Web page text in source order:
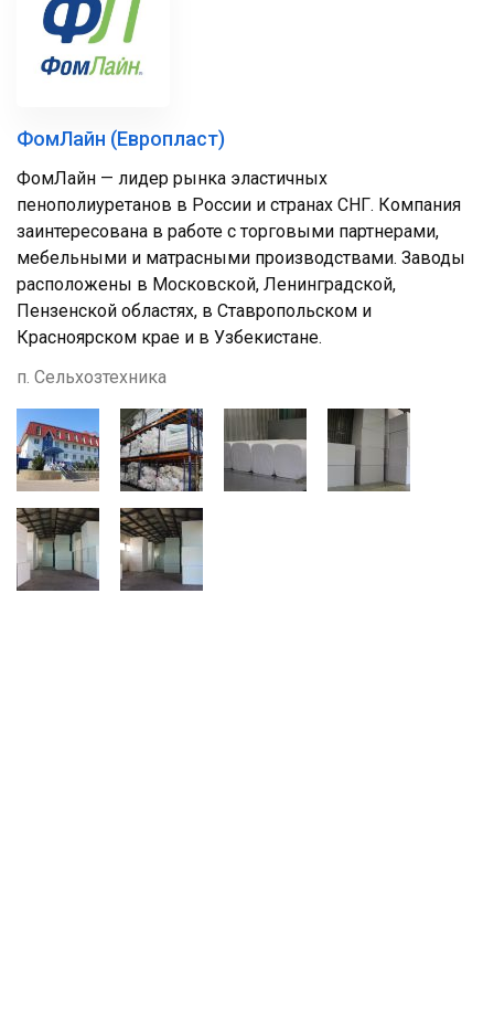
ФомЛайн (Европласт)
ФомЛайн — лидер рынка эластичных
пенополиуретанов в России и странах СНГ. Компания
заинтересована в работе с торговыми партнерами,
мебельными и матрасными производствами. Заводы
расположены в Московской, Ленинградской,
Пензенской областях, в Ставропольском и
Красноярском крае и в Узбекистане.
п. Сельхозтехника